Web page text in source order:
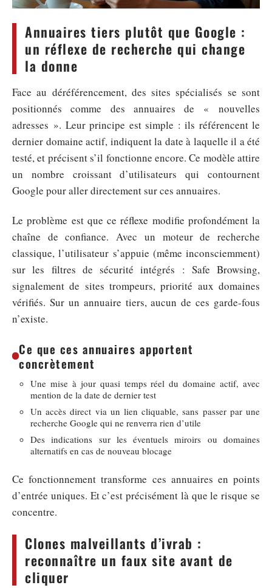
Annuaires tiers plutôt que Google :
un réflexe de recherche qui change
la donne
Face au déréférencement, des sites spécialisés se sont
positionnés comme des annuaires de « nouvelles
adresses ». Leur principe est simple : ils référencent le
dernier domaine actif, indiquent la date à laquelle il a été
testé, et précisent s’il fonctionne encore. Ce modèle attire
un nombre croissant d’utilisateurs qui contournent
Google pour aller directement sur ces annuaires.
Le problème est que ce réflexe modifie profondément la
chaîne de confiance. Avec un moteur de recherche
classique, l’utilisateur s’appuie (même inconsciemment)
sur les filtres de sécurité intégrés : Safe Browsing,
signalement de sites trompeurs, priorité aux domaines
vérifiés. Sur un annuaire tiers, aucun de ces garde-fous
n’existe.
Ce que ces annuaires apportent
concrètement
Une mise à jour quasi temps réel du domaine actif, avec
mention de la date de dernier test
Un accès direct via un lien cliquable, sans passer par une
recherche Google qui ne renverra rien d’utile
Des indications sur les éventuels miroirs ou domaines
alternatifs en cas de nouveau blocage
Ce fonctionnement transforme ces annuaires en points
d’entrée uniques. Et c’est précisément là que le risque se
concentre.
Clones malveillants d’ivrab :
reconnaître un faux site avant de
cliquer